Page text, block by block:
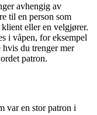
avhengig av
til en person som
eller en velgjører.
i våpen, for eksempel
du trenger mer
patron.
var en stor patron i